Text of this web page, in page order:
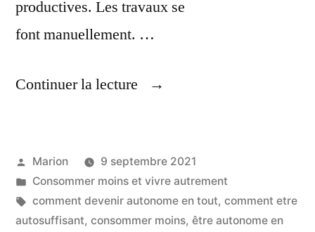
productives. Les travaux se
font manuellement. …
Continuer la lecture
« Les
Vivre
En
Autosuffisance »
Publié
par
Marion
9 septembre 2021
Publié
dans
Consommer moins et vivre autrement
Étiquettes :
comment devenir autonome en tout, comment etre
autosuffisant, consommer moins, être autonome en